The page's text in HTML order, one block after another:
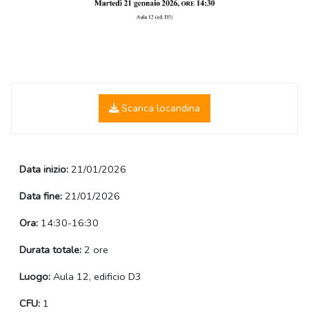
Scarica locandina
Data inizio: 21/01/2026
Data fine: 21/01/2026
Ora: 14:30-16:30
Durata totale: 2 ore
Luogo: Aula 12, edificio D3
CFU: 1